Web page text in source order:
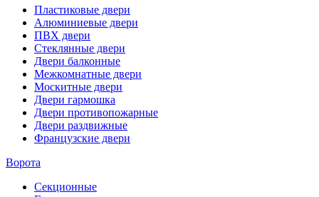
Пластиковые двери
Алюминиевые двери
ПВХ двери
Стеклянные двери
Двери балконные
Межкомнатные двери
Москитные двери
Двери гармошка
Двери противопожарные
Двери раздвижные
Французские двери
Ворота
Секционные